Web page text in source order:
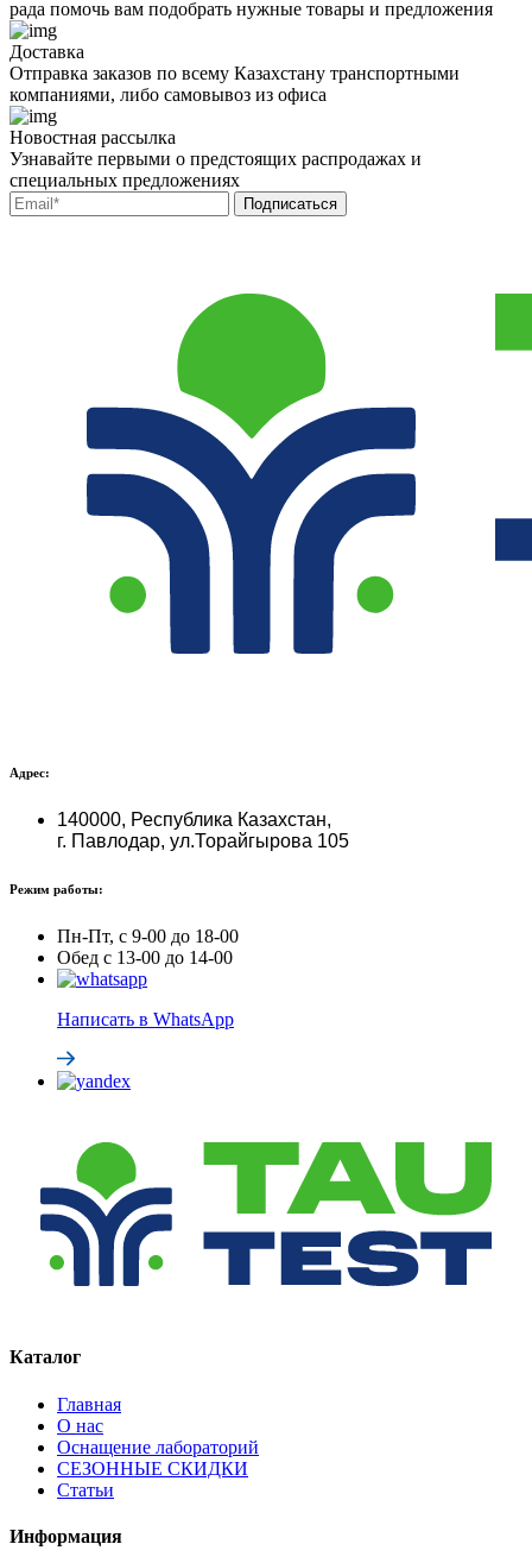
рада помочь вам подобрать нужные товары и предложения
Доставка
Отправка заказов по всему Казахстану транспортными
компаниями, либо самовывоз из офиса
Новостная рассылка
Узнавайте первыми о предстоящих распродажах и
специальных предложениях
Адрес:
140000, Республика Казахстан,
г. Павлодар, ул.Торайгырова 105
Режим работы:
Пн-Пт, с 9-00 до 18-00
Обед с 13-00 до 14-00
Написать в WhatsApp
Каталог
Главная
О нас
Оснащение лабораторий
СЕЗОННЫЕ СКИДКИ
Статьи
Информация